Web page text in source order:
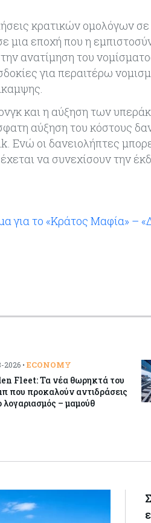
κρατικών ομολόγων
μια εποχή που η
ανατίμηση του
για περαιτέρω
και η αύξηση των
αύξηση του κόστους
Ενώ οι δανειολήπτες
να συνεχίσουν την
για το «Κράτος Μαφία» –
2026 • ECONOMY
Fleet: Τα νέα θωρηκτά του
που προκαλούν αντιδράσεις
λογαριασμός – μαμούθ